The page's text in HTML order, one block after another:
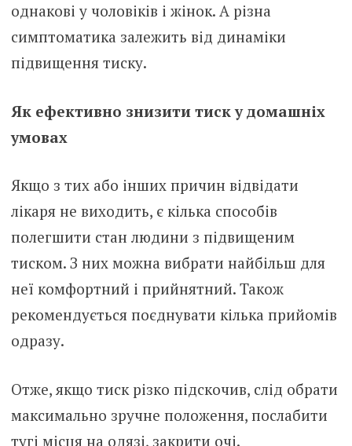
однакові у чоловіків і жінок. А різна
симптоматика залежить від динаміки
підвищення тиску.
Як ефективно знизити тиск у домашніх
умовах
Якщо з тих або інших причин відвідати
лікаря не виходить, є кілька способів
полегшити стан людини з підвищеним
тиском. З них можна вибрати найбільш для
неї комфортний і прийнятний. Також
рекомендується поєднувати кілька прийомів
одразу.
Отже, якщо тиск різко підскочив, слід обрати
максимально зручне положення, послабити
тугі місця на одязі, закрити очі.